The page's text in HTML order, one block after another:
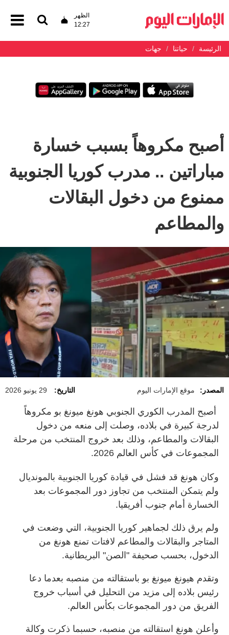
الظهر
12:27
الرئيسة حياتنا جهات
أصبح مكروهاً بسبب خسارة
مباراتين .. مدرب كوريا الجنوبية
ممنوع من دخول البقالات
والمطاعم
المصدر: موقع الإمارات اليوم التاريخ: 29 يونيو 2026
أصبح المدرب الكوري الجنوبي هونغ ميونغ بو مكروهاً
لدرجة كبيرة في بلاده، وصلت إلى منعه من دخول
البقالات والمطاعم، وذلك بعد خروج المنتخب من مرحلة
المجموعات في كأس العالم 2026.
وكان هونغ قد فشل في قيادة كوريا الجنوبية بالمونديال
ولم يتمكن المنتخب من تجاوز دور المجموعات بعد
الخسارة أمام جنوب أفريقيا.
ولم يرق ذلك لجماهير كوريا الجنوبية، التي وضعت في
المتاجر والبقالات والمطاعم لافتات تمنع هونغ من
الدخول، بحسب صحيفة "الصن" البريطانية.
وتقدم هيونغ ميونغ بو باستقالته من منصبه بعدما دعا
رئيس بلاده إلى مزيد من التحليل في أسباب خروج
الفريق من دور المجموعات بكأس العالم.
وأعلن هونغ استقالته من منصبه، حسبما ذكرت وكالة